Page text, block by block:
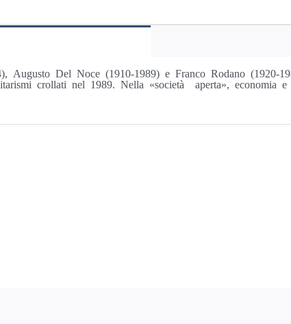
Augusto Del Noce (1910-1989) e Franco Rodano (1920-
crollati nel 1989. Nella «società aperta», economia